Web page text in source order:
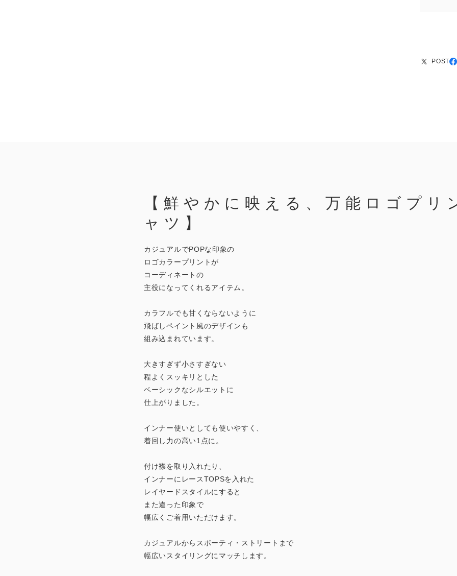
POST
【鮮やかに映える、万能ロゴプリ
ャツ】
カジュアルでPOPな印象の
ロゴカラープリントが
コーディネートの
主役になってくれるアイテム。
カラフルでも甘くならないように
飛ばしペイント風のデザインも
組み込まれています。
大きすぎず小さすぎない
程よくスッキリとした
ベーシックなシルエットに
仕上がりました。
インナー使いとしても使いやすく、
着回し力の高い1点に。
付け襟を取り入れたり、
インナーにレースTOPSを入れた
レイヤードスタイルにすると
また違った印象で
幅広くご着用いただけます。
カジュアルからスポーティ・ストリートまで
幅広いスタイリングにマッチします。